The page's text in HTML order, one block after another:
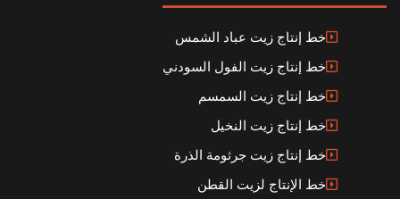
خط إنتاج زيت عباد الشمس
خط إنتاج زيت الفول السودني
خط إنتاج زيت السمسم
خط إنتاج زيت النخيل
خط إنتاج زيت جرثومة الذرة
خط الإنتاج لزيت القطن